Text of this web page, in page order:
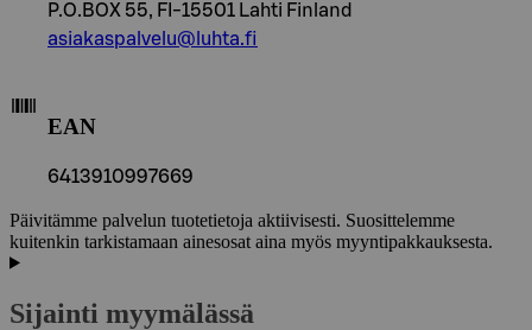
P.O.BOX 55, FI-15501 Lahti Finland
asiakaspalvelu@luhta.fi
EAN
6413910997669
Päivitämme palvelun tuotetietoja aktiivisesti. Suosittelemme
kuitenkin tarkistamaan ainesosat aina myös myyntipakkauksesta.
Sijainti myymälässä